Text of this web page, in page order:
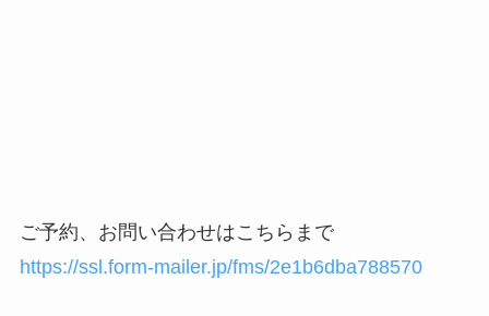
ご予約、お問い合わせはこちらまで
https://ssl.form-mailer.jp/fms/2e1b6dba788570